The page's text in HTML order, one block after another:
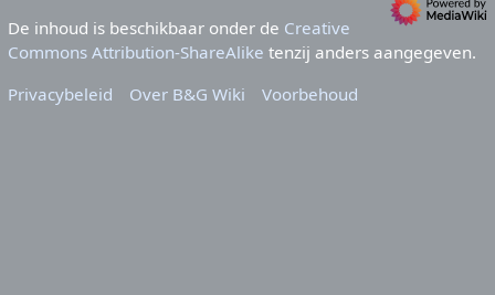
De inhoud is beschikbaar onder de Creative
Commons Attribution-ShareAlike tenzij anders aangegeven.
Privacybeleid
Over B&G Wiki Voorbehoud